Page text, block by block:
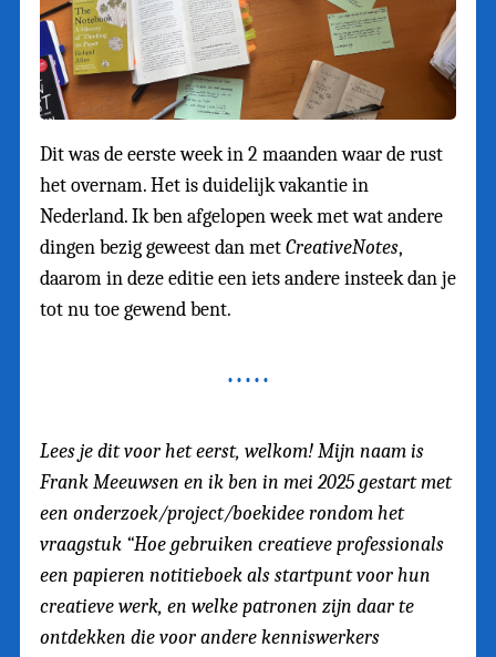
Dit was de eerste week in 2 maanden waar de rust
het overnam. Het is duidelijk vakantie in
Nederland. Ik ben afgelopen week met wat andere
dingen bezig geweest dan metCreativeNotes,
daarom in deze editie een iets andere insteek dan je
tot nu toe gewend bent.
Lees je dit voor het eerst, welkom! Mijn naam is
Frank Meeuwsen en ik ben in mei 2025 gestart met
een onderzoek/project/boekidee rondom het
vraagstuk “Hoe gebruiken creatieve professionals
een papieren notitieboek als startpunt voor hun
creatieve werk, en welke patronen zijn daar te
ontdekken die voor andere kenniswerkers